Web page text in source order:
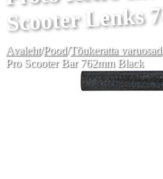
Scooter Lenks
Avaleht/Pood/Tõukeratta varuosad
Pro Scooter Bar 762mm Black